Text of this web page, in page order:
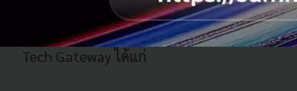
โดยกลยุทธ์ 4 THAI ประกอบไปด้วย 7 เป้าหม
Tech Gateway ได้แก่